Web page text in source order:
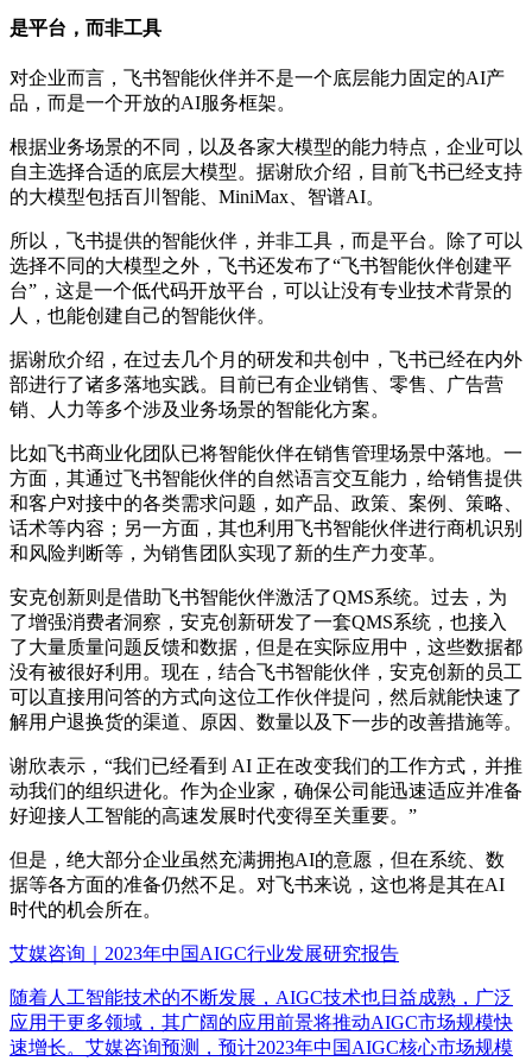
是平台，而非工具
对企业而言，飞书智能伙伴并不是一个底层能力固定的AI产
品，而是一个开放的AI服务框架。
根据业务场景的不同，以及各家大模型的能力特点，企业可以
自主选择合适的底层大模型。据谢欣介绍，目前飞书已经支持
的大模型包括百川智能、MiniMax、智谱AI。
所以，飞书提供的智能伙伴，并非工具，而是平台。除了可以
选择不同的大模型之外，飞书还发布了“飞书智能伙伴创建平
台”，这是一个低代码开放平台，可以让没有专业技术背景的
人，也能创建自己的智能伙伴。
据谢欣介绍，在过去几个月的研发和共创中，飞书已经在内外
部进行了诸多落地实践。目前已有企业销售、零售、广告营
销、人力等多个涉及业务场景的智能化方案。
比如飞书商业化团队已将智能伙伴在销售管理场景中落地。一
方面，其通过飞书智能伙伴的自然语言交互能力，给销售提供
和客户对接中的各类需求问题，如产品、政策、案例、策略、
话术等内容；另一方面，其也利用飞书智能伙伴进行商机识别
和风险判断等，为销售团队实现了新的生产力变革。
安克创新则是借助飞书智能伙伴激活了QMS系统。过去，为
了增强消费者洞察，安克创新研发了一套QMS系统，也接入
了大量质量问题反馈和数据，但是在实际应用中，这些数据都
没有被很好利用。现在，结合飞书智能伙伴，安克创新的员工
可以直接用问答的方式向这位工作伙伴提问，然后就能快速了
解用户退换货的渠道、原因、数量以及下一步的改善措施等。
谢欣表示，“我们已经看到 AI 正在改变我们的工作方式，并推
动我们的组织进化。作为企业家，确保公司能迅速适应并准备
好迎接人工智能的高速发展时代变得至关重要。”
但是，绝大部分企业虽然充满拥抱AI的意愿，但在系统、数
据等各方面的准备仍然不足。对飞书来说，这也将是其在AI
时代的机会所在。
艾媒咨询｜2023年中国AIGC行业发展研究报告
随着人工智能技术的不断发展，AIGC技术也日益成熟，广泛
应用于更多领域，其广阔的应用前景将推动AIGC市场规模快
速增长。艾媒咨询预测，预计2023年中国AIGC核心市场规模